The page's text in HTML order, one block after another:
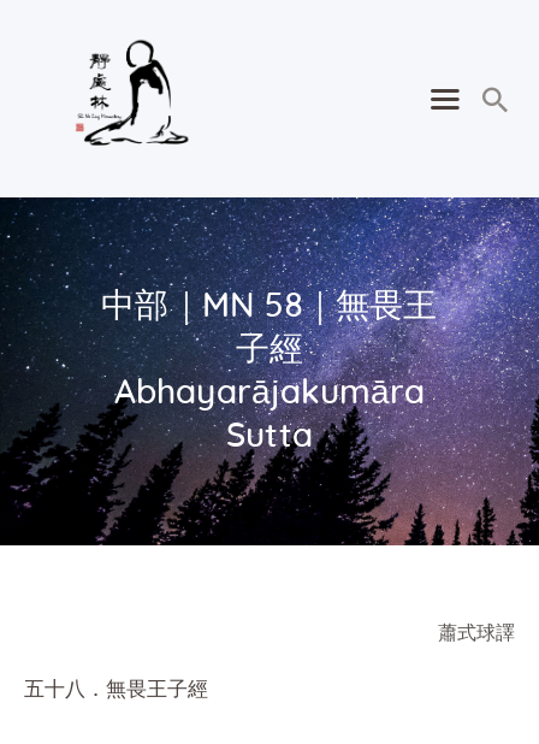
中部｜MN 58｜無畏王
子經
Abhayarājakumāra
Sutta
蕭式球譯
五十八．無畏王子經